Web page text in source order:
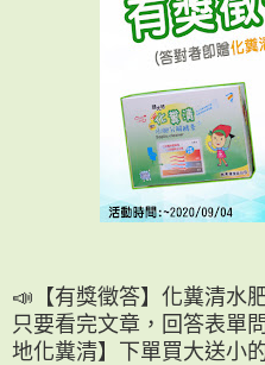
📣【有獎徵答】化糞清水
只要看完文章，回答表單
地化糞清】下單買大送小